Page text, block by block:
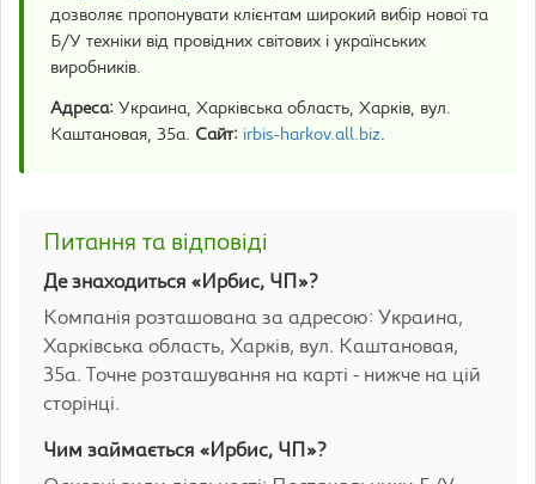
дозволяє пропонувати клієнтам широкий вибір нової та
Б/У техніки від провідних світових і українських
виробників.
Адреса: Украина, Харківська область, Харків, вул.
Каштановая, 35а. Сайт: irbis-harkov.all.biz.
Питання та відповіді
Де знаходиться «Ирбис, ЧП»?
Компанія розташована за адресою: Украина,
Харківська область, Харків, вул. Каштановая,
35а. Точне розташування на карті - нижче на цій
сторінці.
Чим займається «Ирбис, ЧП»?